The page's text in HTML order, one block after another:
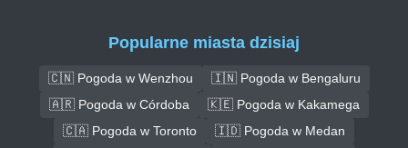
Popularne miasta dzisiaj
🇨🇳 Pogoda w Wenzhou
🇮🇳 Pogoda w Bengaluru
🇦🇷 Pogoda w Córdoba
🇰🇪 Pogoda w Kakamega
🇨🇦 Pogoda w Toronto
🇮🇩 Pogoda w Medan